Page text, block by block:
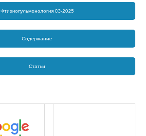
Фтизиопульмонология 03-2025
Содержание
Статьи